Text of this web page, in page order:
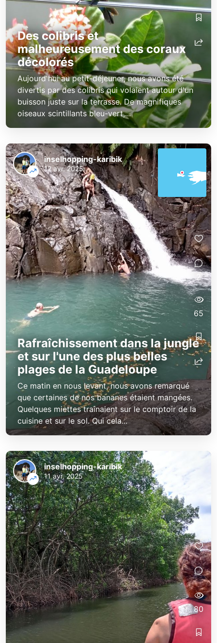
Des colibris et
malheureusement des coraux
décolorés
Aujourd'hui au petit-déjeuner, nous avons été
divertis par des colibris qui volaient autour d'un
buisson juste sur la terrasse. De magnifiques
oiseaux scintillants bleu-vert,...
Rafraîchissement dans la jungle
et sur l'une des plus belles
plages de la Guadeloupe
Ce matin en nous levant, nous avons remarqué
que certaines de nos bananes étaient mangées.
Quelques miettes traînaient sur le comptoir de la
cuisine et sur le sol. Qui cela...
inselhopping-karibik
12 avr. 2025
2
65
inselhopping-karibik
11 avr. 2025
80